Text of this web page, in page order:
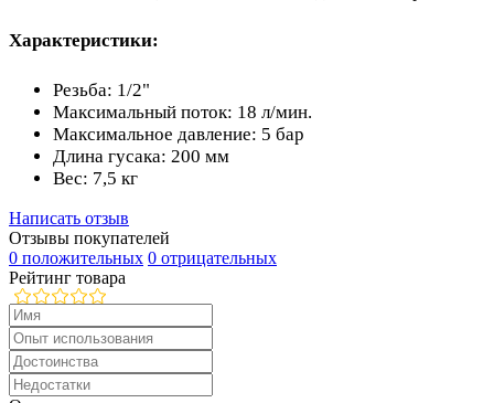
Характеристики:
Резьба: 1/2"
Максимальный поток: 18 л/мин.
Максимальное давление: 5 бар
Длина гусака: 200 мм
Вес: 7,5 кг
Написать отзыв
Отзывы покупателей
0 положительных 0 отрицательных
Рейтинг товара